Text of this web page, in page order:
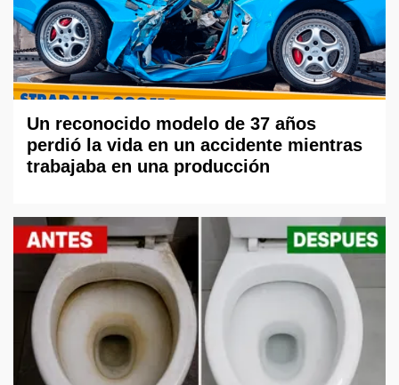
Un reconocido modelo de 37 años
perdió la vida en un accidente mientras
trabajaba en una producción